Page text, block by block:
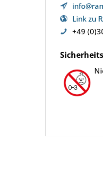
Link zu
+49